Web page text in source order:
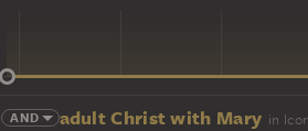
AND adult Christ with Mary in